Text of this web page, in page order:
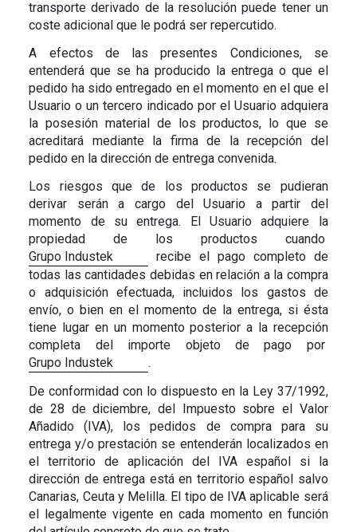
transporte derivado de la resolución puede tener un
coste adicional que le podrá ser repercutido.
A efectos de las presentes Condiciones, se
entenderá que se ha producido la entrega o que el
pedido ha sido entregado en el momento en el que el
Usuario o un tercero indicado por el Usuario adquiera
la posesión material de los productos, lo que se
acreditará mediante la firma de la recepción del
pedido en la dirección de entrega convenida.
Los riesgos que de los productos se pudieran
derivar serán a cargo del Usuario a partir del
momento de su entrega. El Usuario adquiere la
propiedad de los productos cuando
Grupo Industek
recibe el pago completo de
todas las cantidades debidas en relación a la compra
o adquisición efectuada, incluidos los gastos de
envío, o bien en el momento de la entrega, si ésta
tiene lugar en un momento posterior a la recepción
completa del importe objeto de pago por
Grupo Industek
.
De conformidad con lo dispuesto en la Ley 37/1992,
de 28 de diciembre, del Impuesto sobre el Valor
Añadido (IVA), los pedidos de compra para su
entrega y/o prestación se entenderán localizados en
el territorio de aplicación del IVA español si la
dirección de entrega está en territorio español salvo
Canarias, Ceuta y Melilla. El tipo de IVA aplicable será
el legalmente vigente en cada momento en función